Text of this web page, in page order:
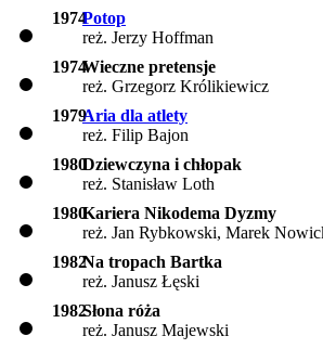
1974Potop
reż. Jerzy Hoffman
1974Wieczne pretensje
reż. Grzegorz Królikiewicz
1979Aria dla atlety
reż. Filip Bajon
1980Dziewczyna i chłopak
reż. Stanisław Loth
1980Kariera Nikodema Dyzmy
reż. Jan Rybkowski, Marek
1982Na tropach Bartka
reż. Janusz Łęski
1982Słona róża
reż. Janusz Majewski